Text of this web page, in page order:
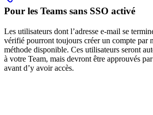
Pour les Teams sans SSO activé
Les utilisateurs dont l’adresse e-mail se
vérifié pourront toujours créer un compte par
méthode disponible. Ces utilisateurs seront
à votre Team, mais devront être approuvés
avant d’y avoir accès.